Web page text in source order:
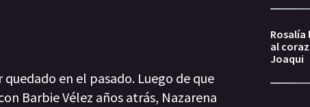
en el pasado. Luego de que
Barbie Vélez años atrás, Nazarena
Rosalía
al
Joaqui